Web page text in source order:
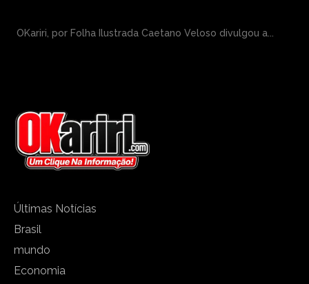
OKariri, por Folha Ilustrada Caetano Veloso divulgou a...
Últimas Notícias
Brasil
mundo
Economia